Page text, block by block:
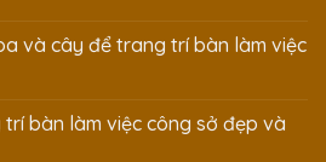
và cây để trang trí bàn làm việc
bàn làm việc công sở đẹp và